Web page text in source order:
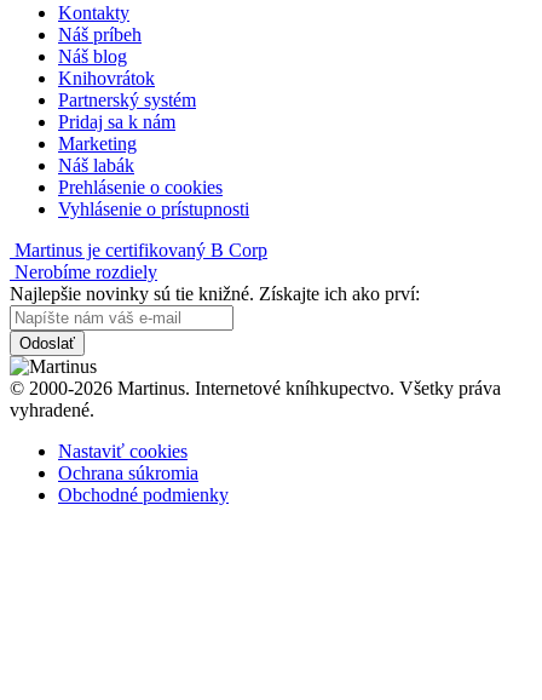
Kontakty
Náš príbeh
Náš blog
Knihovrátok
Partnerský systém
Pridaj sa k nám
Marketing
Náš labák
Prehlásenie o cookies
Vyhlásenie o prístupnosti
Martinus je certifikovaný B Corp
Nerobíme rozdiely
Najlepšie novinky sú tie knižné. Získajte ich ako prví:
Odoslať
© 2000-2026 Martinus. Internetové kníhkupectvo. Všetky práva
vyhradené.
Nastaviť cookies
Ochrana súkromia
Obchodné podmienky